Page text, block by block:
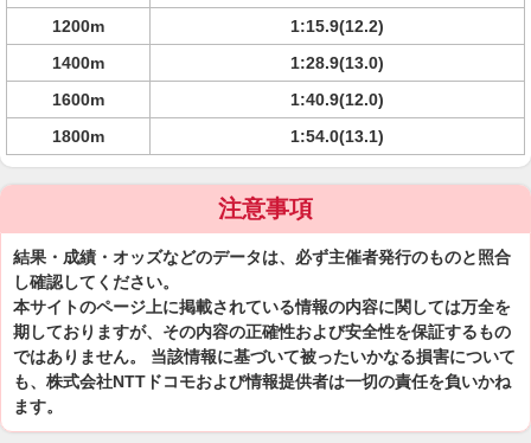
1200m
1:15.9(12.2)
1400m
1:28.9(13.0)
1600m
1:40.9(12.0)
1800m
1:54.0(13.1)
注意事項
結果・成績・オッズなどのデータは、必ず主催者発行のものと照合
し確認してください。
本サイトのページ上に掲載されている情報の内容に関しては万全を
期しておりますが、その内容の正確性および安全性を保証するもの
ではありません。 当該情報に基づいて被ったいかなる損害について
も、株式会社NTTドコモおよび情報提供者は一切の責任を負いかね
ます。